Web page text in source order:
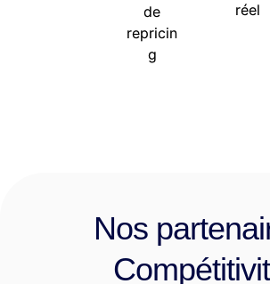
de
repricin
g
réel
Nos